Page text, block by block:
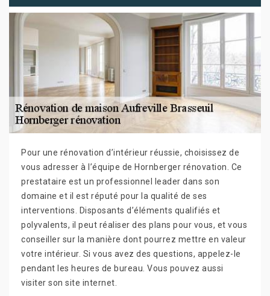
Pour une rénovation d’intérieur réussie, choisissez de
vous adresser à l’équipe de Hornberger rénovation. Ce
prestataire est un professionnel leader dans son
domaine et il est réputé pour la qualité de ses
interventions. Disposants d’éléments qualifiés et
polyvalents, il peut réaliser des plans pour vous, et vous
conseiller sur la manière dont pourrez mettre en valeur
votre intérieur. Si vous avez des questions, appelez-le
pendant les heures de bureau. Vous pouvez aussi
visiter son site internet.